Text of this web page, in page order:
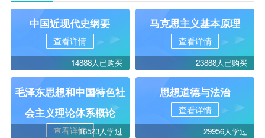
中国近现代史纲要
查看详情
14888人已购买
马克思主义基本原理
查看详情
23888人已购买
毛泽东思想和中国特色社
会主义理论体系概论
查看详情16523人学过
思想道德与法治
查看详情
29956人学过